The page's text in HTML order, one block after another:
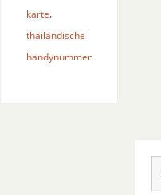
karte,
thailändische
handynummer